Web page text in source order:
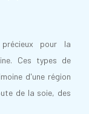
pour la
Ces types de
d'une région
de la soie, des